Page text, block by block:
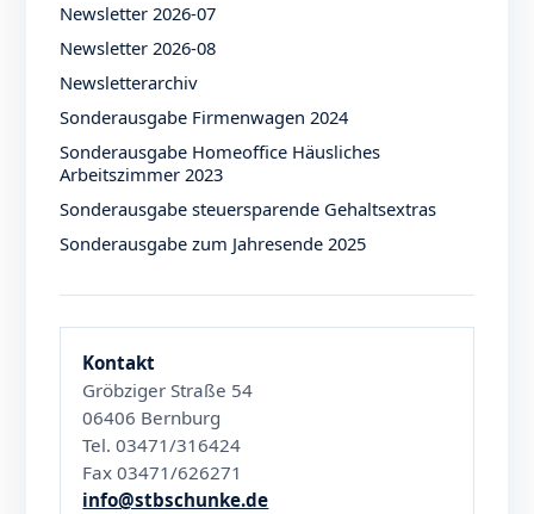
Newsletter 2026-07
Newsletter 2026-08
Newsletterarchiv
Sonderausgabe Firmenwagen 2024
Sonderausgabe Homeoffice Häusliches
Arbeitszimmer 2023
Sonderausgabe steuersparende Gehaltsextras
Sonderausgabe zum Jahresende 2025
Kontakt
Gröbziger Straße 54
06406 Bernburg
Tel. 03471/316424
Fax 03471/626271
info@stbschunke.de